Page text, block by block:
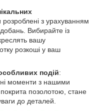
з урахуванням
Вибирайте із
вашу
розкоші у ваш
подій:
моменти з нашими
позолотою, стане
до деталей.